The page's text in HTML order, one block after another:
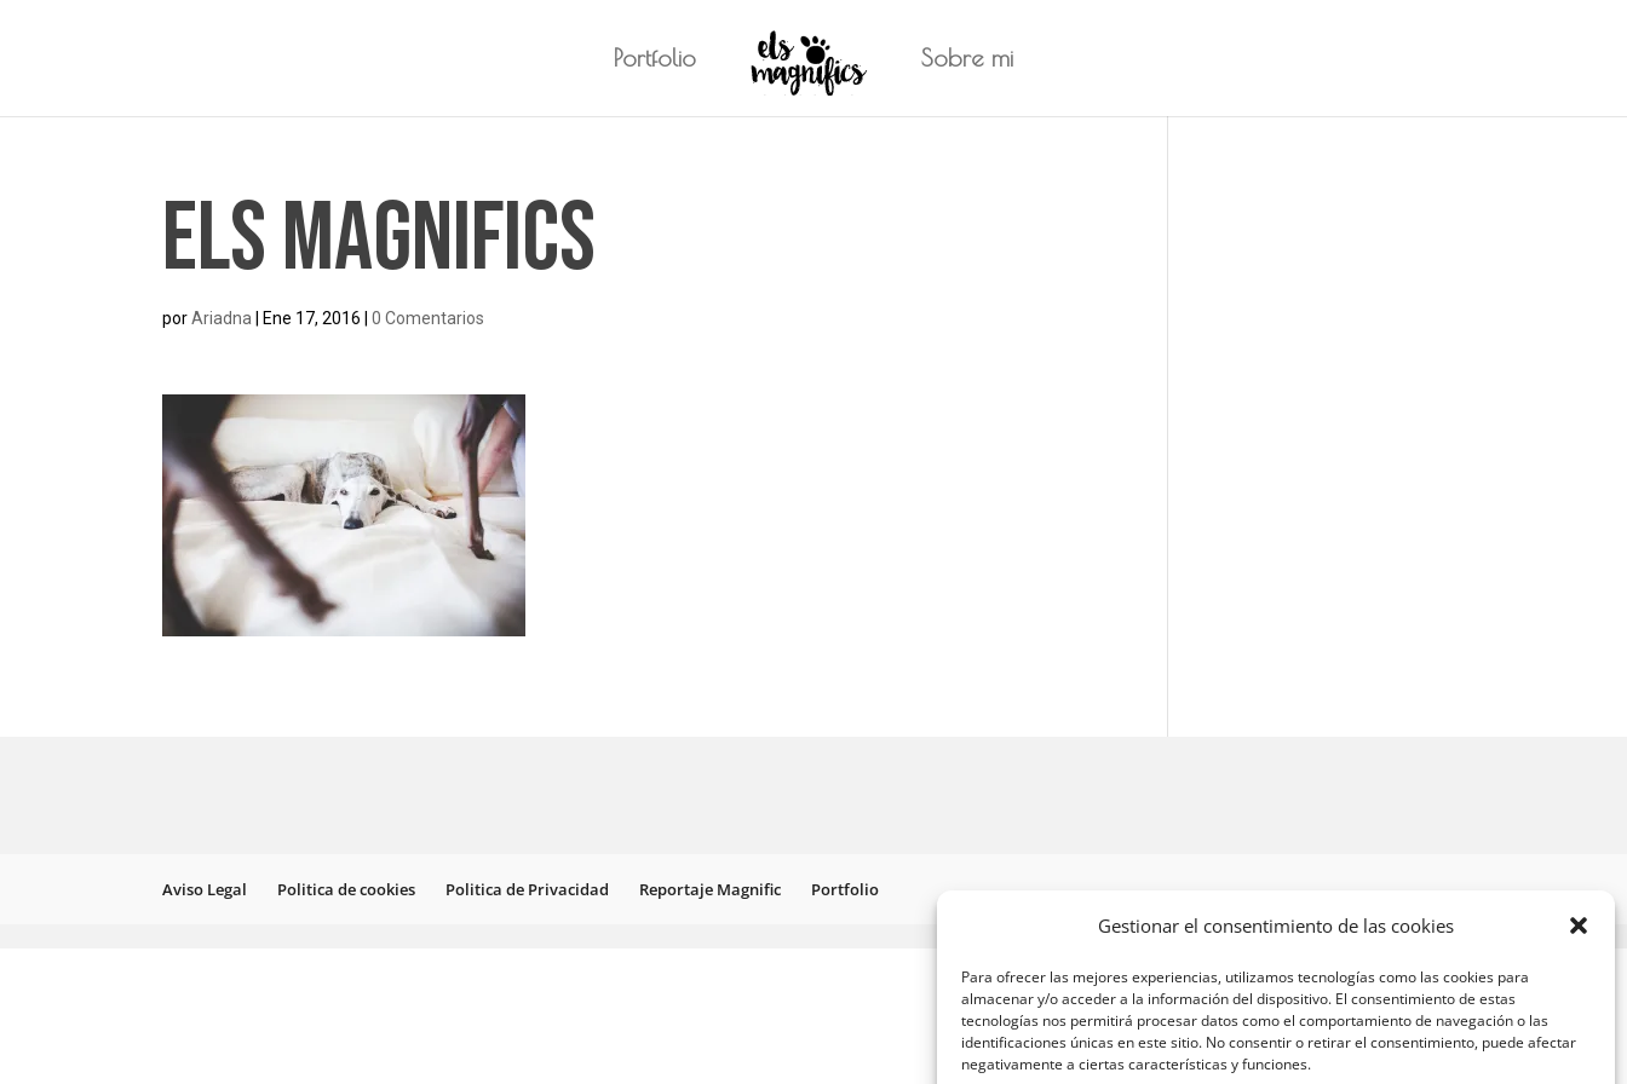
Gestionar el consentimiento de las cookies
Para ofrecer las mejores experiencias, utilizamos tecnologías como las cookies para
almacenar y/o acceder a la información del dispositivo. El consentimiento de estas
tecnologías nos permitirá procesar datos como el comportamiento de navegación o las
identificaciones únicas en este sitio. No consentir o retirar el consentimiento, puede afectar
negativamente a ciertas características y funciones.
Portfolio Sobre mi
Els Magnifics
porAriadna Ene 17, 2016 |0 Comentarios
Aviso Legal Politica de cookies Politica de Privacidad Reportaje Magnific Portfolio